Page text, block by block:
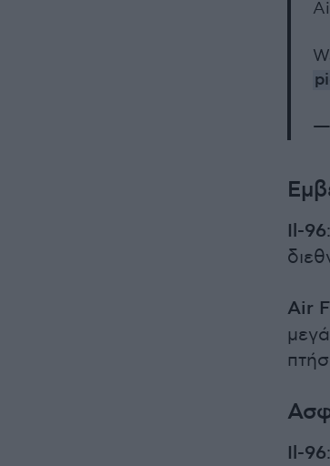
—
Il-96
Air
Il-96